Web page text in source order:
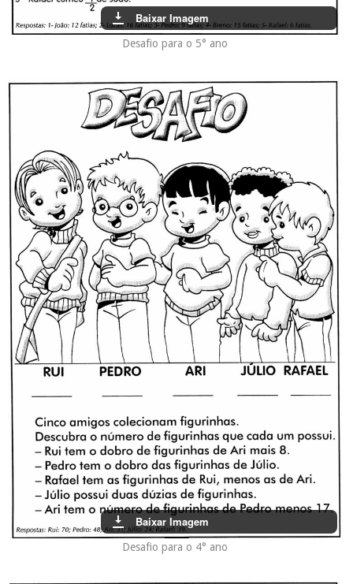
Baixar Imagem
Desafio para o 5° ano
Baixar Imagem
Desafio para o 4° ano